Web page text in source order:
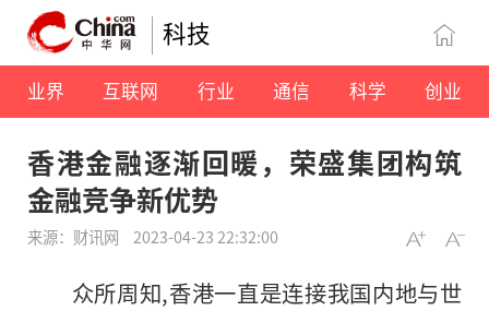
科技
业界 互联网 行业 通信 科学 创业
香港金融逐渐回暖，荣盛集团构筑
金融竞争新优势
来源：财讯网 2023-04-23 22:32:00
众所周知,香港一直是连接我国内地与世